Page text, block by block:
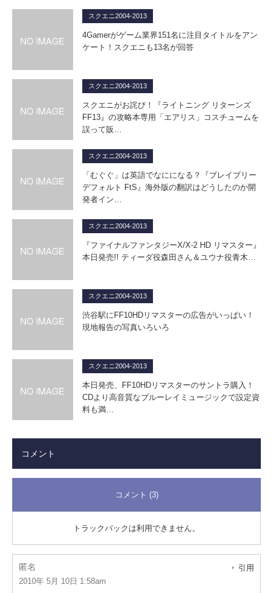
スクエニ2004-2013
4Gamerがゲーム業界151名に注目タイトルをアン
ケート！スクエニも13名が回答
スクエニ2004-2013
スクエニがお詫び！『ライトニング リターンズ
FF13』の攻略本専用「エアリス」コスチュームを
誤って販…
スクエニ2004-2013
「むぐぐ」は英語でなにになる？『ブレイブリー
デフォルト FtS』海外版の翻訳はどうしたのか開
発者イン…
スクエニ2004-2013
『ファイナルファンタジーX/X-2 HD リマスター』
本日発売!! ティーダ役森田さん＆ユウナ役青木…
スクエニ2004-2013
渋谷駅にFF10HDリマスターの広告がいっぱい！
現地報告の写真いろいろ
スクエニ2004-2013
本日発売、FF10HDリマスターのサントラ購入！
CDより高音質なブルーレイミュージックで設定資
料も満…
コメント
コメント (3)
トラックバックは利用できません。
匿名
2010年 5月 10日 1:58am
引用